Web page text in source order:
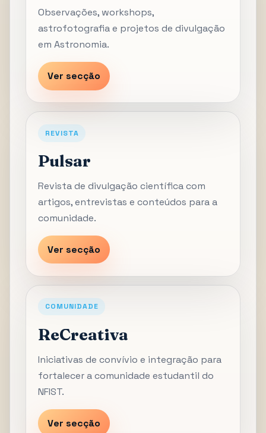
Observações, workshops,
astrofotografia e projetos de divulgação
em Astronomia.
Ver secção
REVISTA
Pulsar
Revista de divulgação científica com
artigos, entrevistas e conteúdos para a
comunidade.
Ver secção
COMUNIDADE
ReCreativa
Iniciativas de convívio e integração para
fortalecer a comunidade estudantil do
NFIST.
Ver secção